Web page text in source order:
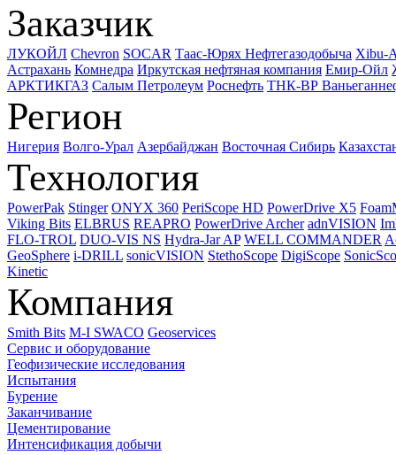
Заказчик
ЛУКОЙЛ Chevron SOCAR Таас-Юрях Нефтегазодобыча Xibu-
Астрахань Комнедра Иркутская нефтяная компания Емир-Ойл
АРКТИКГАЗ Салым Петролеум Роснефть ТНК-ВР
Регион
Нигерия Волго-Урал Азербайджан Восточная Сибирь
Технология
PowerPak Stinger ONYX 360 PeriScope HD PowerDrive X5
Viking Bits ELBRUS REAPRO PowerDrive Archer adnVISION
FLO-TROL DUO-VIS NS Hydra-Jar AP WELL COMMANDER
GeoSphere i-DRILL sonicVISION StethoScope DigiScope
Kinetic
Компания
Smith Bits M-I SWACO Geoservices
Сервис и оборудование
Геофизические исследования
Испытания
Бурение
Заканчивание
Цементирование
Интенсификация добычи